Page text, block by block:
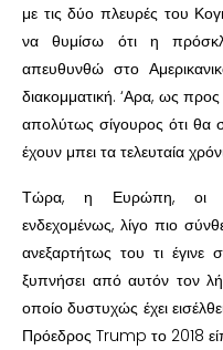
με τις δύο πλευρές του
να θυμίσω ότι η
απευθυνθώ στο
διακομματική. ‘Αρα, ως προς
απολύτως σίγουρος ότι θα
έχουν μπει τα τελευταία
Τώρα, η Ευρώπη, οι
ενδεχομένως, λίγο πιο
ανεξαρτήτως του τι έγινε
ξυπνήσει από αυτόν τον
οποίο δυστυχώς έχει
Πρόεδρος Trump το 2018